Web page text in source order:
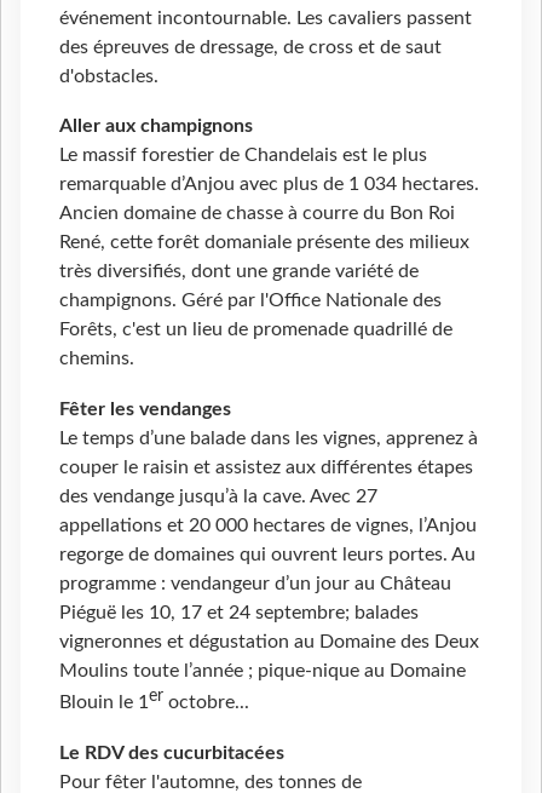
événement incontournable. Les cavaliers passent
des épreuves de dressage, de cross et de saut
d'obstacles.
Aller aux champignons
Le massif forestier de Chandelais est le plus
remarquable d’Anjou avec plus de 1 034 hectares.
Ancien domaine de chasse à courre du Bon Roi
René, cette forêt domaniale présente des milieux
très diversifiés, dont une grande variété de
champignons. Géré par l'Office Nationale des
Forêts, c'est un lieu de promenade quadrillé de
chemins.
Fêter les vendanges
Le temps d’une balade dans les vignes, apprenez à
couper le raisin et assistez aux différentes étapes
des vendange jusqu’à la cave. Avec 27
appellations et 20 000 hectares de vignes, l’Anjou
regorge de domaines qui ouvrent leurs portes. Au
programme : vendangeur d’un jour au Château
Piéguë les 10, 17 et 24 septembre; balades
vigneronnes et dégustation au Domaine des Deux
Moulins toute l’année ; pique-nique au Domaine
Blouin le 1 er octobre...
Le RDV des cucurbitacées
Pour fêter l'automne, des tonnes de